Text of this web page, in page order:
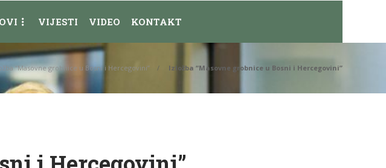
VIJESTI VIDEO KONTAKT
“Masovne grobnice u Bosni i Hercegovini” Izložba “Masovne grobnice u Bosni i Hercegovini”